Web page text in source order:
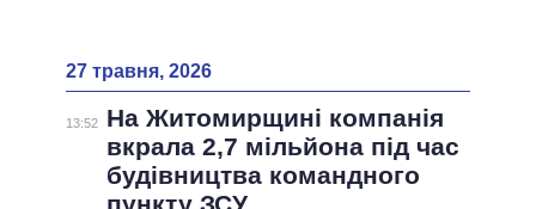
27 травня, 2026
13:52
На Житомирщині компанія
вкрала 2,7 мільйона під час
будівництва командного